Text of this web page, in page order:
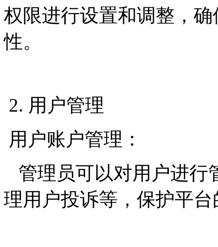
权限进行设置和调整，
性。
2. 用户管理
用户账户管理：
管理员可以对用户进行
理用户投诉等，保护平